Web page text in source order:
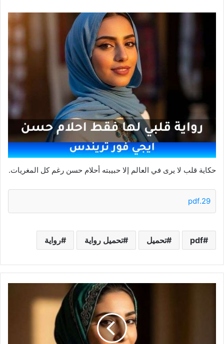
حكاية قلب لا يرى في العالم إلا حبيبته أحلام حسن رغم كل المغريات.
29.pdf
pdf تحميل تحميل رواية رواية